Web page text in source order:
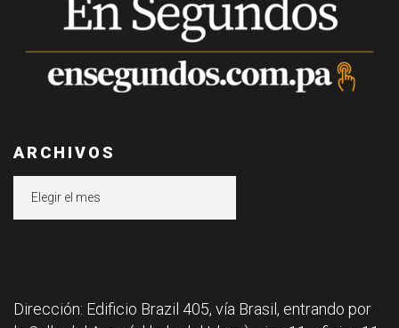
ARCHIVOS
Dirección: Edificio Brazil 405, vía Brasil, entrando por